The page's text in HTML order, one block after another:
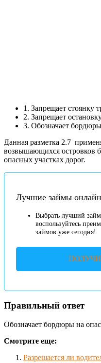
1. Запрещает стоянку
2. Запрещает
3. Обозначает
Данная разметка 2.7
возвышающихся островков
опасных участках дорог.
Лучшие займы
Выбрать лучший
воспользуйтесь
займов уже сегодня!
Правильный ответ
Обозначает бордюры на
Смотрите еще:
Разрешается ли